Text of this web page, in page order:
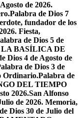
de 2026.
Palabra de Dios 7
fundador de los
Fiesta,
de Dios 5 de
LA BASÍLICA DE
Dios 4 de Agosto de
de Dios 3 de
Ordinario.Palabra de
DEL TIEMPO
2026.San Alfonso
de 2026. Memoria,
Dios 30 de Julio del